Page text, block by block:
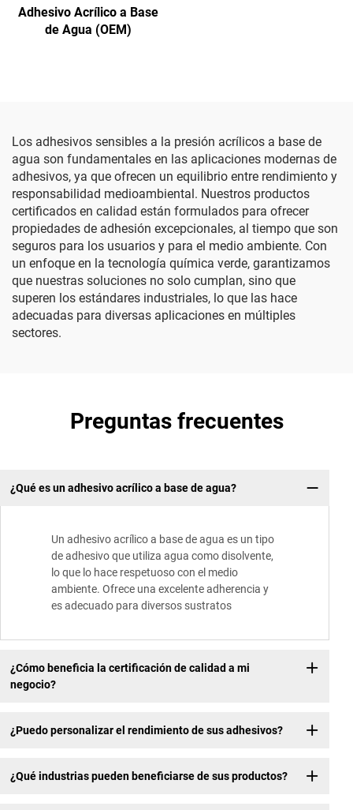
Adhesivo Acrílico a Base
de Agua (OEM)
Los adhesivos sensibles a la presión acrílicos a base de
agua son fundamentales en las aplicaciones modernas de
adhesivos, ya que ofrecen un equilibrio entre rendimiento y
responsabilidad medioambiental. Nuestros productos
certificados en calidad están formulados para ofrecer
propiedades de adhesión excepcionales, al tiempo que son
seguros para los usuarios y para el medio ambiente. Con
un enfoque en la tecnología química verde, garantizamos
que nuestras soluciones no solo cumplan, sino que
superen los estándares industriales, lo que las hace
adecuadas para diversas aplicaciones en múltiples
sectores.
Preguntas frecuentes
¿Qué es un adhesivo acrílico a base de agua?
Un adhesivo acrílico a base de agua es un tipo
de adhesivo que utiliza agua como disolvente,
lo que lo hace respetuoso con el medio
ambiente. Ofrece una excelente adherencia y
es adecuado para diversos sustratos
¿Cómo beneficia la certificación de calidad a mi
negocio?
¿Puedo personalizar el rendimiento de sus adhesivos?
¿Qué industrias pueden beneficiarse de sus productos?